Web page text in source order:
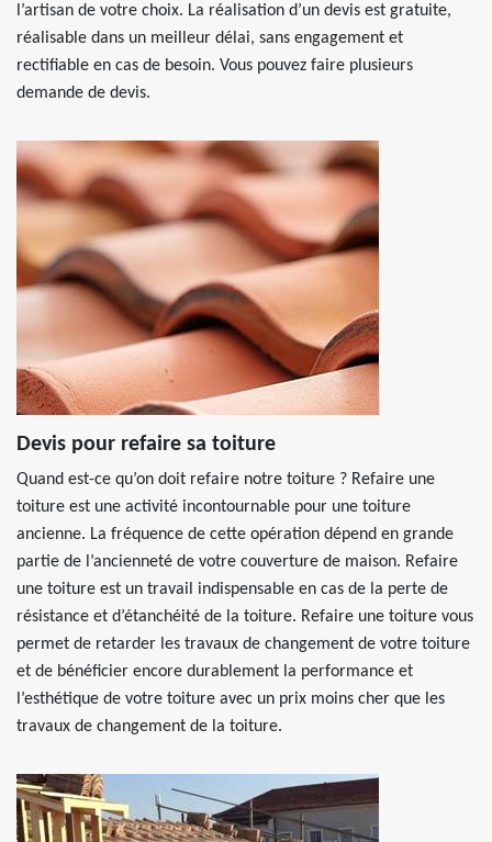
l’artisan de votre choix. La réalisation d’un devis est gratuite,
réalisable dans un meilleur délai, sans engagement et
rectifiable en cas de besoin. Vous pouvez faire plusieurs
demande de devis.
Devis pour refaire sa toiture
Quand est-ce qu’on doit refaire notre toiture ? Refaire une
toiture est une activité incontournable pour une toiture
ancienne. La fréquence de cette opération dépend en grande
partie de l’ancienneté de votre couverture de maison. Refaire
une toiture est un travail indispensable en cas de la perte de
résistance et d’étanchéité de la toiture. Refaire une toiture vous
permet de retarder les travaux de changement de votre toiture
et de bénéficier encore durablement la performance et
l’esthétique de votre toiture avec un prix moins cher que les
travaux de changement de la toiture.